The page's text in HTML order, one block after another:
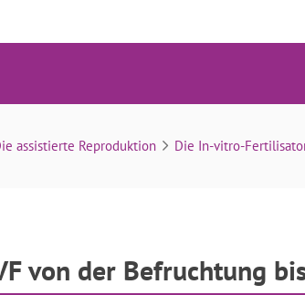
von der Befruchtung bis zum Embryotransfer
assistierte Reproduktion Die In-vitro-
von der Befruchtung